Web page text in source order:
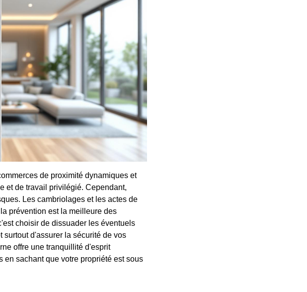
de proximité dynamiques et
et de travail privilégié. Cependant,
Les cambriolages et les actes de
prévention est la meilleure des
choisir de dissuader les éventuels
surtout d'assurer la sécurité de vos
offre une tranquillité d'esprit
en sachant que votre propriété est sous